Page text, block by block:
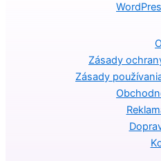
Zásady
Zásady